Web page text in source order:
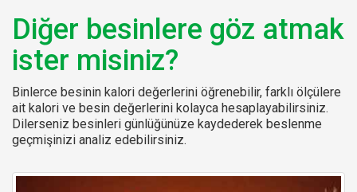
Diğer besinlere göz atmak
ister misiniz?
Binlerce besinin kalori değerlerini öğrenebilir, farklı ölçülere
ait kalori ve besin değerlerini kolayca hesaplayabilirsiniz.
Dilerseniz besinleri günlüğünüze kaydederek beslenme
geçmişinizi analiz edebilirsiniz.